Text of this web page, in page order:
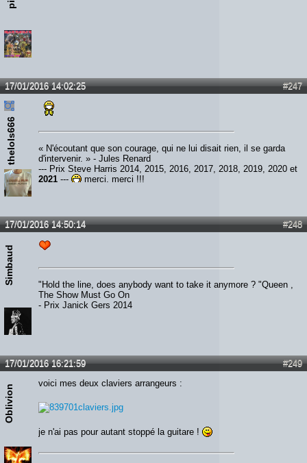
#247
17/01/2016 14:02:25
thelols666
« N'écoutant que son courage, qui ne lui disait rien, il se garda
d'intervenir. » - Jules Renard
--- Prix Steve Harris 2014, 2015, 2016, 2017, 2018, 2019, 2020 et
2021 --- merci, merci !!!
#248
17/01/2016 14:50:14
Simbaud
"Hold the line, does anybody want to take it anymore ? "Queen ,
The Show Must Go On
- Prix Janick Gers 2014
#249
17/01/2016 16:21:59
Oblivion
voici mes deux claviers arrangeurs :
je n'ai pas pour autant stoppé la guitare !